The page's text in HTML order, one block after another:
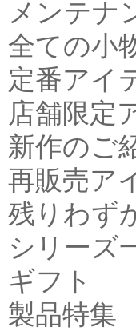
メンテナ
全ての小
定番アイ
店舗限定
新作のご
再販売ア
残りわず
シリーズ
ギフト
製品特集